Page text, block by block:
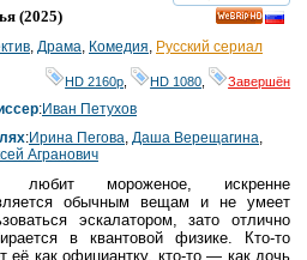
смотреть
(2025)
, Драма, Комедия, Русский сериал
HD 2160р HD 1080 Завершён
:Иван Петухов
:Ирина Пегова, Даша Верещагина,
Агранович
любит мороженое, искренне
обычным вещам и не умеет
эскалатором, зато отлично
в квантовой физике. Кто-то
её как официантку, кто-то — как дочь